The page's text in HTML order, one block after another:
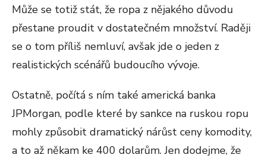
Může se totiž stát, že ropa z nějakého důvodu
přestane proudit v dostatečném množství. Raději
se o tom příliš nemluví, avšak jde o jeden z
realistických scénářů budoucího vývoje.
Ostatně, počítá s ním také americká banka
JPMorgan, podle které by sankce na ruskou ropu
mohly způsobit dramatický nárůst ceny komodity,
a to až někam ke 400 dolarům. Jen dodejme, že